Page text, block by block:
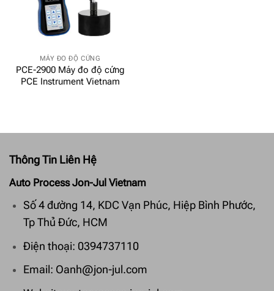
MÁY ĐO ĐỘ CỨNG
PCE-2900 Máy đo độ cứng
PCE Instrument Vietnam
Thông Tin Liên Hệ
Auto Process Jon-Jul Vietnam
Số 4 đường 14, KDC Vạn Phúc, Hiệp Bình Phước,
Tp Thủ Đức, HCM
Điện thoại: 0394737110
Email: Oanh@jon-jul.com